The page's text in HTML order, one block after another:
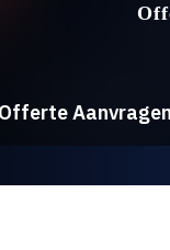
Offerte Aanvragen
Offerte Aanvragen